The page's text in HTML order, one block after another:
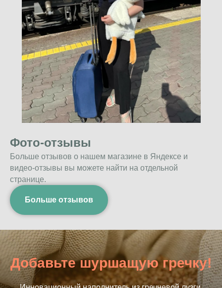
Фото-отзывы
Больше отзывов о нашем магазине в Яндексе и
видео-отзывы вы можете найти на отдельной
странице.
Больше отзывов
Добавьте шуршащую гречку!